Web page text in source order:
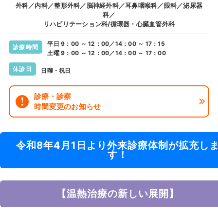
外科／内科／整形外科／脳神経外科／耳鼻咽喉科／眼科／泌尿器
科／
リハビリテーション科/循環器・心臓血管外科
診療時間
平日 9：00 ～ 12：00／14：00 ～ 17：15
土曜 9：00 ～ 12：00／14：00 ～ 17：00
休診日 日曜・祝日
診療・診察
時間変更のお知らせ
令和8年4月1日より外来診療体制が拡充し
す！
【温熱治療の新しい展開】